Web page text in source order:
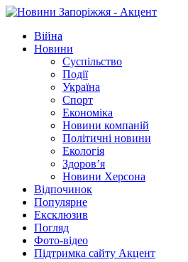
Війна
Новини
Суспільство
Події
Україна
Спорт
Економіка
Новини компаній
Політичні новини
Екологія
Здоров’я
Новини Херсона
Відпочинок
Популярне
Ексклюзив
Погляд
Фото-відео
Підтримка сайту Акцент